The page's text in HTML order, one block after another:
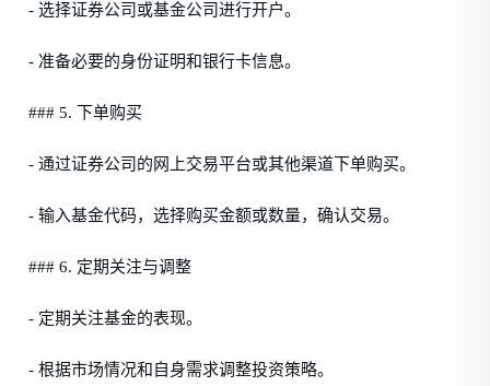
- 选择证券公司或基金公司进行开户。
- 准备必要的身份证明和银行卡信息。
### 5. 下单购买
- 通过证券公司的网上交易平台或其他渠道下单购买。
- 输入基金代码，选择购买金额或数量，确认交易。
### 6. 定期关注与调整
- 定期关注基金的表现。
- 根据市场情况和自身需求调整投资策略。